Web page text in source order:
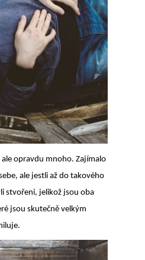
opravdu mnoho. Zajímalo
ale jestli až do takového
stvořeni, jelikož jsou oba
jsou skutečně velkým